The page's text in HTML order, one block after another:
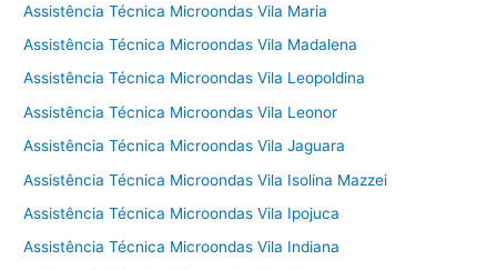
Assistência Técnica Microondas Vila Maria
Assistência Técnica Microondas Vila Madalena
Assistência Técnica Microondas Vila Leopoldina
Assistência Técnica Microondas Vila Leonor
Assistência Técnica Microondas Vila Jaguara
Assistência Técnica Microondas Vila Isolina Mazzei
Assistência Técnica Microondas Vila Ipojuca
Assistência Técnica Microondas Vila Indiana